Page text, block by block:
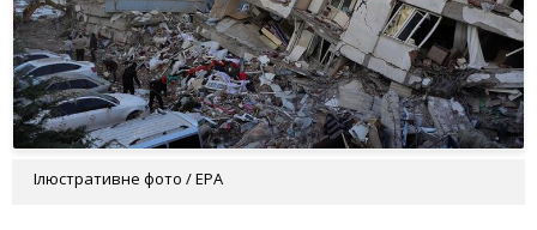
Ілюстративне фото / EPA